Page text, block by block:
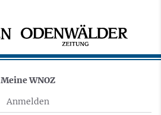
Meine WNOZ
Anmelden